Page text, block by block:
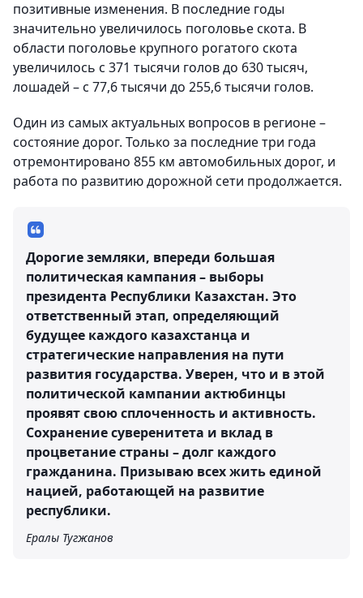
позитивные изменения. В последние годы
значительно увеличилось поголовье скота. В
области поголовье крупного рогатого скота
увеличилось с 371 тысячи голов до 630 тысяч,
лошадей – с 77,6 тысячи до 255,6 тысячи голов.
Один из самых актуальных вопросов в регионе –
состояние дорог. Только за последние три года
отремонтировано 855 км автомобильных дорог, и
работа по развитию дорожной сети продолжается.
Дорогие земляки, впереди большая
политическая кампания – выборы
президента Республики Казахстан. Это
ответственный этап, определяющий
будущее каждого казахстанца и
стратегические направления на пути
развития государства. Уверен, что и в этой
политической кампании актюбинцы
проявят свою сплоченность и активность.
Сохранение суверенитета и вклад в
процветание страны – долг каждого
гражданина. Призываю всех жить единой
нацией, работающей на развитие
республики.
Ералы Тугжанов